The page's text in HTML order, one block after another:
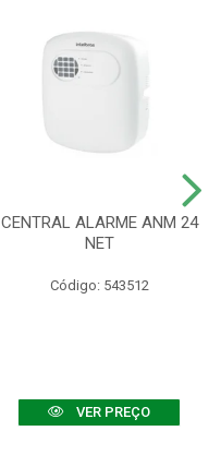
CENTRAL ALARME ANM 24
NET
Código: 543512
VER PREÇO